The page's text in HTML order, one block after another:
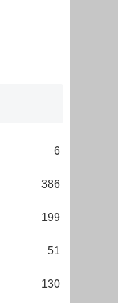
6
386
199
51
130